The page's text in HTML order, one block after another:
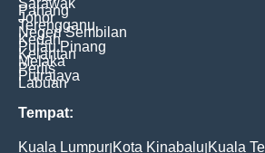
Pahang
Johor
Terengganu
Negeri Sembilan
Kedah
Pulau Pinang
Kelantan
Melaka
Perlis
Putrajaya
Labuan
Tempat:
Kuala Lumpur Kota Kinabalu Kuala